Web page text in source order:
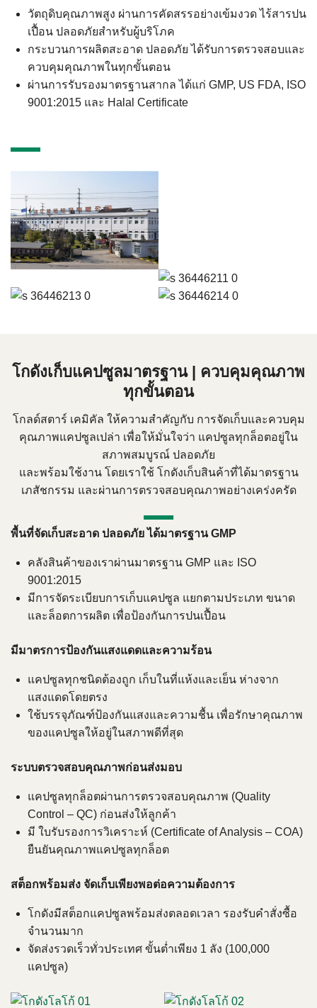
วัตถุดิบคุณภาพสูง ผ่านการคัดสรรอย่างเข้มงวด ไร้สารปน
เปื้อน ปลอดภัยสำหรับผู้บริโภค
กระบวนการผลิตสะอาด ปลอดภัย ได้รับการตรวจสอบและ
ควบคุมคุณภาพในทุกขั้นตอน
ผ่านการรับรองมาตรฐานสากล ได้แก่ GMP, US FDA, ISO
9001:2015 และ Halal Certificate
โกดังเก็บแคปซูลมาตรฐาน | ควบคุมคุณภาพ
ทุกขั้นตอน
โกลด์สตาร์ เคมิคัล ให้ความสำคัญกับ การจัดเก็บและควบคุม
คุณภาพแคปซูลเปล่า เพื่อให้มั่นใจว่า แคปซูลทุกล็อตอยู่ใน
สภาพสมบูรณ์ ปลอดภัย
และพร้อมใช้งาน โดยเราใช้ โกดังเก็บสินค้าที่ได้มาตรฐาน
เภสัชกรรม และผ่านการตรวจสอบคุณภาพอย่างเคร่งครัด
พื้นที่จัดเก็บสะอาด ปลอดภัย ได้มาตรฐาน GMP
คลังสินค้าของเราผ่านมาตรฐาน GMP และ ISO
9001:2015
มีการจัดระเบียบการเก็บแคปซูล แยกตามประเภท ขนาด
และล็อตการผลิต เพื่อป้องกันการปนเปื้อน
มีมาตรการป้องกันแสงแดดและความร้อน
แคปซูลทุกชนิดต้องถูก เก็บในที่แห้งและเย็น ห่างจาก
แสงแดดโดยตรง
ใช้บรรจุภัณฑ์ป้องกันแสงและความชื้น เพื่อรักษาคุณภาพ
ของแคปซูลให้อยู่ในสภาพดีที่สุด
ระบบตรวจสอบคุณภาพก่อนส่งมอบ
แคปซูลทุกล็อตผ่านการตรวจสอบคุณภาพ (Quality
Control – QC) ก่อนส่งให้ลูกค้า
มี ใบรับรองการวิเคราะห์ (Certificate of Analysis – COA)
ยืนยันคุณภาพแคปซูลทุกล็อต
สต็อกพร้อมส่ง จัดเก็บเพียงพอต่อความต้องการ
โกดังมีสต็อกแคปซูลพร้อมส่งตลอดเวลา รองรับคำสั่งซื้อ
จำนวนมาก
จัดส่งรวดเร็วทั่วประเทศ ขั้นต่ำเพียง 1 ลัง (100,000
แคปซูล)